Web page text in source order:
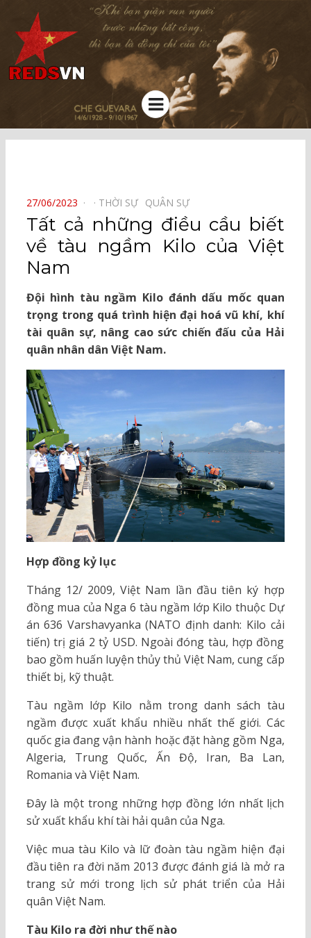
Kênh chia sẻ tri thức cộng đồng
Menu
POSTED
ON
27/06/2023 THỜI SỰ⠀ QUÂN SỰ⠀
Tất cả những điều cầu biết
về tàu ngầm Kilo của Việt
Nam
Đội hình tàu ngầm Kilo đánh dấu mốc quan
trọng trong quá trình hiện đại hoá vũ khí, khí
tài quân sự, nâng cao sức chiến đấu của Hải
quân nhân dân Việt Nam.
Hợp đồng kỷ lục
Tháng 12/ 2009, Việt Nam lần đầu tiên ký hợp
đồng mua của Nga 6 tàu ngầm lớp Kilo thuộc Dự
án 636 Varshavyanka (NATO định danh: Kilo cải
tiến) trị giá 2 tỷ USD. Ngoài đóng tàu, hợp đồng
bao gồm huấn luyện thủy thủ Việt Nam, cung cấp
thiết bị, kỹ thuật.
Tàu ngầm lớp Kilo nằm trong danh sách tàu
ngầm được xuất khẩu nhiều nhất thế giới. Các
quốc gia đang vận hành hoặc đặt hàng gồm Nga,
Algeria, Trung Quốc, Ấn Độ, Iran, Ba Lan,
Romania và Việt Nam.
Đây là một trong những hợp đồng lớn nhất lịch
sử xuất khẩu khí tài hải quân của Nga.
Việc mua tàu Kilo và lữ đoàn tàu ngầm hiện đại
đầu tiên ra đời năm 2013 được đánh giá là mở ra
trang sử mới trong lịch sử phát triển của Hải
quân Việt Nam.
Tàu Kilo ra đời như thế nào